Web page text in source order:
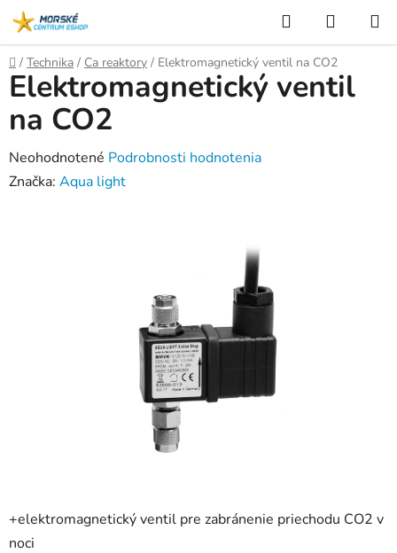
Prejsť
na
obsah
Hľadať
KOŠÍK
Domov
/ Technika / Ca reaktory / Elektromagnetický ventil na CO2
+elektromagnetický ventil pre zabránenie priechodu CO2 v
noci
Elektromagnetický ventil
na CO2
Priemerné
hodnotenie
Neohodnotené Podrobnosti hodnotenia
Značka: Aqua light